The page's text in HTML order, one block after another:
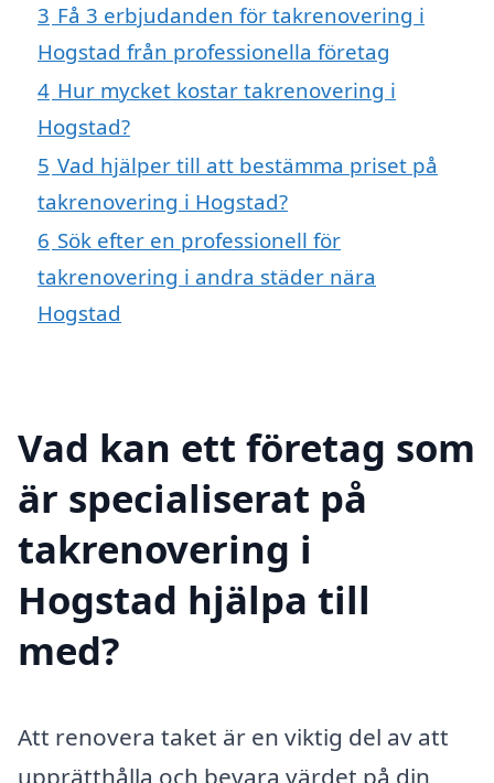
3 Få 3 erbjudanden för takrenovering i
Hogstad från professionella företag
4 Hur mycket kostar takrenovering i
Hogstad?
5 Vad hjälper till att bestämma priset på
takrenovering i Hogstad?
6 Sök efter en professionell för
takrenovering i andra städer nära
Hogstad
Vad kan ett företag som
är specialiserat på
takrenovering i
Hogstad hjälpa till
med?
Att renovera taket är en viktig del av att
upprätthålla och bevara värdet på din